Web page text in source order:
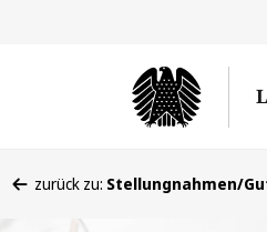
befinden
zurück zu: Stellungnahmen/